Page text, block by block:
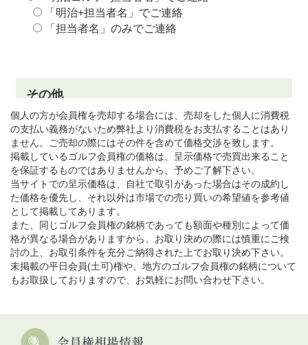
個人の方が会員権を売却する場合には、売却をした個人に消費税
の支払い義務がないため弊社より消費税をお支払することはあり
ません。ご売却の際にはその件を含めて価格交渉を致します。
掲載しているゴルフ会員権の価格は、呈示価格で売買出来ること
を保証するものではありませんから、予めご了解下さい。
当サイトでの呈示価格は、自社で取引があった場合はその成約し
た価格を優先し、それ以外は市場での売り買いの希望値を参考値
として掲載してあります。
また、同じゴルフ会員権の銘柄であっても額面や種別によって価
格が異なる場合がありますから、お取り決めの際には慎重にご検
討の上、お取引条件を充分ご納得された上でお取り決め下さい。
未掲載の平日会員(土可)権や、地方のゴルフ会員権の銘柄について
もお取扱しておりますので、お気軽にお問い合わせ下さい。